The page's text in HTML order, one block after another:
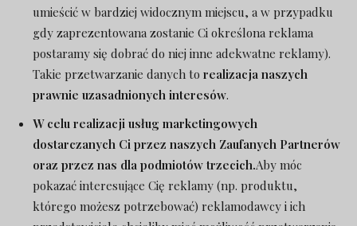
umieścić w bardziej widocznym miejscu, a w przypadku
gdy zaprezentowana zostanie Ci określona reklama
postaramy się dobrać do niej inne adekwatne reklamy).
Takie przetwarzanie danych to realizacja naszych
prawnie uzasadnionych interesów.
W celu realizacji usług marketingowych
dostarczanych Ci przez naszych Zaufanych Partnerów
oraz przez nas dla podmiotów trzecich.Aby móc
pokazać interesujące Cię reklamy (np. produktu,
którego możesz potrzebować) reklamodawcy i ich